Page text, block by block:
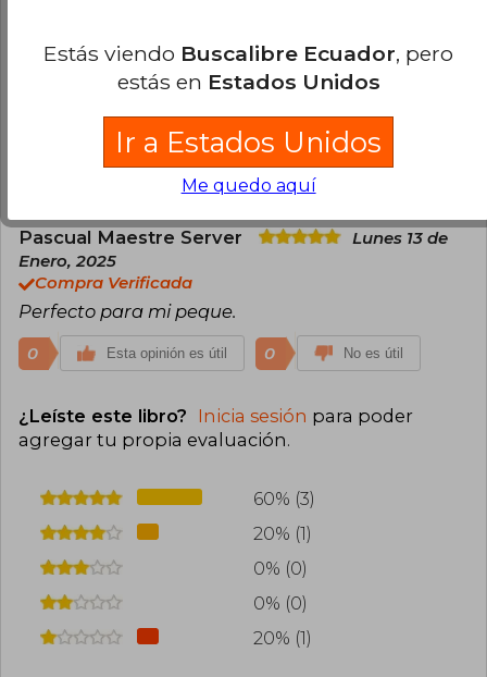
Ximena Soto
Jueves 17 de Octubre,
Esta opinión es útil
Pascual Maestre Server
Lunes 13 de
Enero, 2025
Compra Verificada
Perfecto para mi peque.
0 Esta opinión es útil 0 No es útil
¿Leíste este libro? Inicia sesión para poder
agregar tu propia evaluación.
60% (3)
20% (1)
0% (0)
0% (0)
20% (1)
Estás viendo Buscalibre Ecuador, pero
estás en Estados Unidos
Ir a Estados Unidos
Me quedo aquí